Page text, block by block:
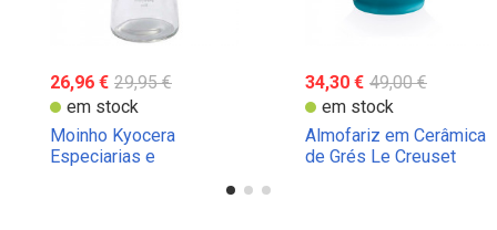
26,96 € 29,95 €
em stock
Moinho Kyocera
Especiarias e
34,30 € 49,00 €
em stock
Almofariz em Cerâmica
de Grés Le Creuset